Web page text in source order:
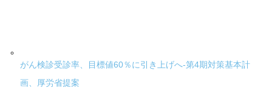
がん検診受診率、目標値60％に引き上げへ-第4期対策基本計
画、厚労省提案